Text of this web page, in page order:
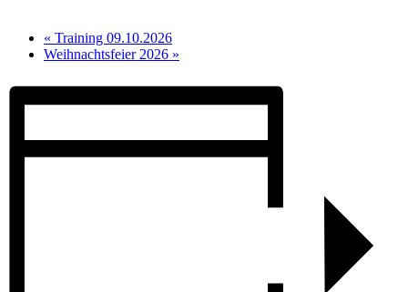
« Training 09.10.2026
Weihnachtsfeier 2026 »